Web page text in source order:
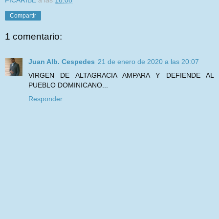
Compartir
1 comentario:
Juan Alb. Cespedes 21 de enero de 2020 a las 20:07
VIRGEN DE ALTAGRACIA AMPARA Y DEFIENDE AL
PUEBLO DOMINICANO...
Responder